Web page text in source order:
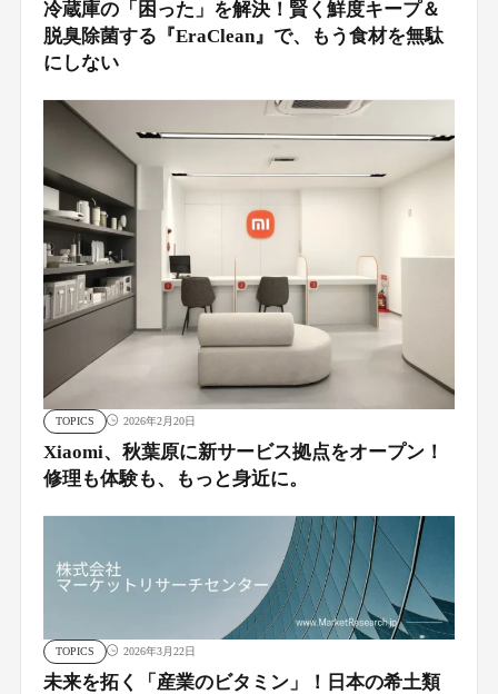
冷蔵庫の「困った」を解決！賢く鮮度キープ＆
脱臭除菌する『EraClean』で、もう食材を無駄
にしない
TOPICS 2026年2月20日
Xiaomi、秋葉原に新サービス拠点をオープン！
修理も体験も、もっと身近に。
TOPICS 2026年3月22日
未来を拓く「産業のビタミン」！日本の希土類